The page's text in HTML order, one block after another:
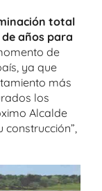
total
años para
de
ya que
más
los
Alcalde